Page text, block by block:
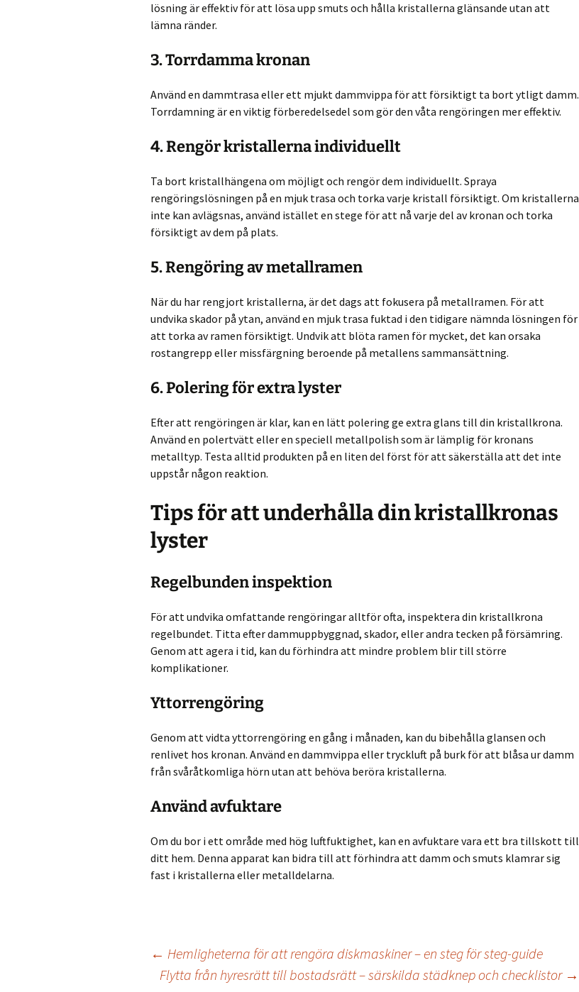
lösning är effektiv för att lösa upp smuts och hålla kristallerna glänsande utan att
lämna ränder.
3. Torrdamma kronan
Använd en dammtrasa eller ett mjukt dammvippa för att försiktigt ta bort ytligt damm.
Torrdamning är en viktig förberedelsedel som gör den våta rengöringen mer effektiv.
4. Rengör kristallerna individuellt
Ta bort kristallhängena om möjligt och rengör dem individuellt. Spraya
rengöringslösningen på en mjuk trasa och torka varje kristall försiktigt. Om kristallerna
inte kan avlägsnas, använd istället en stege för att nå varje del av kronan och torka
försiktigt av dem på plats.
5. Rengöring av metallramen
När du har rengjort kristallerna, är det dags att fokusera på metallramen. För att
undvika skador på ytan, använd en mjuk trasa fuktad i den tidigare nämnda lösningen för
att torka av ramen försiktigt. Undvik att blöta ramen för mycket, det kan orsaka
rostangrepp eller missfärgning beroende på metallens sammansättning.
6. Polering för extra lyster
Efter att rengöringen är klar, kan en lätt polering ge extra glans till din kristallkrona.
Använd en polertvätt eller en speciell metallpolish som är lämplig för kronans
metalltyp. Testa alltid produkten på en liten del först för att säkerställa att det inte
uppstår någon reaktion.
Tips för att underhålla din kristallkronas
lyster
Regelbunden inspektion
För att undvika omfattande rengöringar alltför ofta, inspektera din kristallkrona
regelbundet. Titta efter dammuppbyggnad, skador, eller andra tecken på försämring.
Genom att agera i tid, kan du förhindra att mindre problem blir till större
komplikationer.
Yttorrengöring
Genom att vidta yttorrengöring en gång i månaden, kan du bibehålla glansen och
renlivet hos kronan. Använd en dammvippa eller tryckluft på burk för att blåsa ur damm
från svåråtkomliga hörn utan att behöva beröra kristallerna.
Använd avfuktare
Om du bor i ett område med hög luftfuktighet, kan en avfuktare vara ett bra tillskott till
ditt hem. Denna apparat kan bidra till att förhindra att damm och smuts klamrar sig
fast i kristallerna eller metalldelarna.
← Hemligheterna för att rengöra diskmaskiner – en steg för steg-guide
Flytta från hyresrätt till bostadsrätt – särskilda städknep och checklistor →